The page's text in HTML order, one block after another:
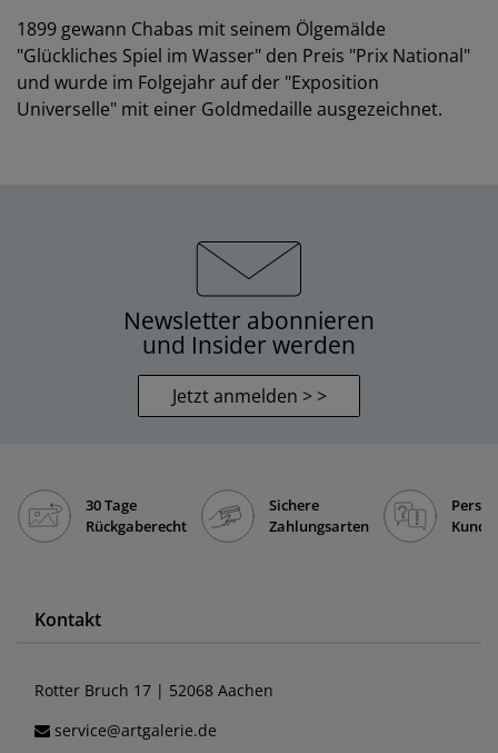
1899 gewann Chabas mit seinem Ölgemälde
"Glückliches Spiel im Wasser" den Preis "Prix National"
und wurde im Folgejahr auf der "Exposition
Universelle" mit einer Goldmedaille ausgezeichnet.
Newsletter abonnieren
und Insider werden
Jetzt anmelden > >
30 Tage
Rückgaberecht
Sichere
Zahlungsarten
Kontakt
Rotter Bruch 17 | 52068 Aachen
service@artgalerie.de